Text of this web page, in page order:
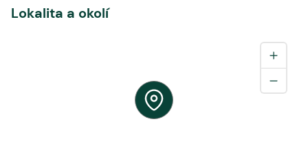
Lokalita a okolí